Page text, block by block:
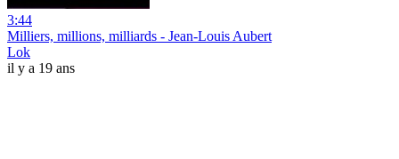
3:44
Milliers, millions, milliards - Jean-Louis Aubert
Lok
il y a 19 ans